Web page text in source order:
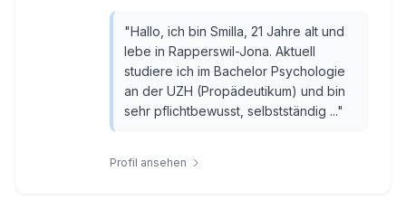
"Hallo, ich bin Smilla, 21 Jahre alt und
lebe in Rapperswil-Jona. Aktuell
studiere ich im Bachelor Psychologie
an der UZH (Propädeutikum) und bin
sehr pflichtbewusst, selbstständig ..."
Profil ansehen